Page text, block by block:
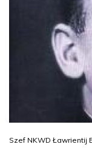
Szef NKWD Ławrientij